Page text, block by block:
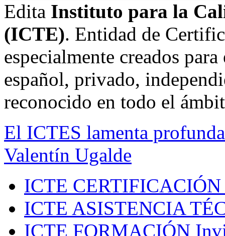
Edita Instituto para la
(ICTE). Entidad de
especialmente creados
español, privado,
reconocido en todo el
El ICTES lamenta
Valentín Ugalde
ICTE CERTIFICACIÓN
ICTE ASISTENCIA
ICTE FORMACIÓN